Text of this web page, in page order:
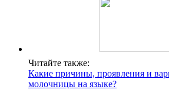
Читайте также:
Какие причины, проявления и
молочницы на языке?